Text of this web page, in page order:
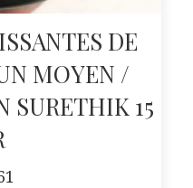
DE
MOYEN /
SURETHIK 15